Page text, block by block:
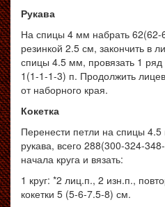
Рукава
На спицы 4 мм набрать 62(62-
резинкой 2.5 см, закончить в
спицы 4.5 мм, провязать 1
1(1-1-1-3) п. Продолжить
от наборного края.
Кокетка
Перенести петли на спицы
рукава, всего 288(300-324-
начала круга и вязать:
1 круг: *2 лиц.п., 2 изн.п.,
кокетки 5 (5-6-7.5-8) см.